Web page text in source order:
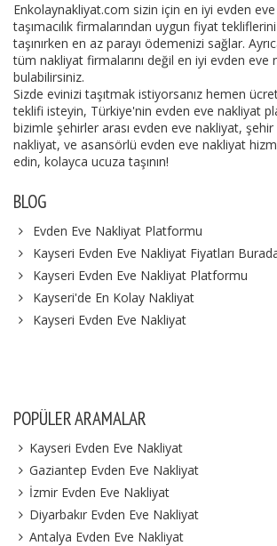
Enkolaynakliyat.com sizin için en iyi evden
taşımacılık firmalarından uygun fiyat
taşınırken en az parayı ödemenizi sağlar.
tüm nakliyat firmalarını değil en iyi evden eve
bulabilirsiniz.
Sizde evinizi taşıtmak istiyorsanız hemen
teklifi isteyin, Türkiye'nin evden eve nakliyat
bizimle şehirler arası evden eve nakliyat,
nakliyat, ve asansörlü evden eve nakliyat
edin, kolayca ucuza taşının!
BLOG
Evden Eve Nakliyat Platformu
Kayseri Evden Eve Nakliyat Fiyatları
Kayseri Evden Eve Nakliyat Platformu
Kayseri'de En Kolay Nakliyat
Kayseri Evden Eve Nakliyat
POPÜLER ARAMALAR
Kayseri Evden Eve Nakliyat
Gaziantep Evden Eve Nakliyat
İzmir Evden Eve Nakliyat
Diyarbakır Evden Eve Nakliyat
Antalya Evden Eve Nakliyat